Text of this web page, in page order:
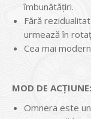
îmbunătățiri.
Fără
urmează în
Cea mai
MOD DE ACŢIUNE:
Omnera este